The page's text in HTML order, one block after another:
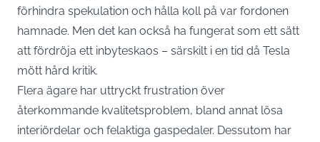
förhindra spekulation och hålla koll på var fordonen
hamnade. Men det kan också ha fungerat som ett sätt
att fördröja ett inbyteskaos – särskilt i en tid då Tesla
mött hård kritik.
Flera ägare har uttryckt frustration över
återkommande kvalitetsproblem, bland annat lösa
interiördelar och felaktiga gaspedaler. Dessutom har